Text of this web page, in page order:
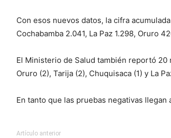
Con esos nuevos datos, la cifra
Cochabamba 2.041, La Paz 1.298, Oruro
El Ministerio de Salud también reportó 20
Oruro (2), Tarija (2), Chuquisaca (1) y La
En tanto que las pruebas negativas
Artículo anterior